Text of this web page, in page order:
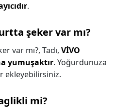
.
şeker var mı?
var mı?, Tadı, VİVO
yumuşaktır. Yoğurdunuza
ekleyebilirsiniz.
mi?